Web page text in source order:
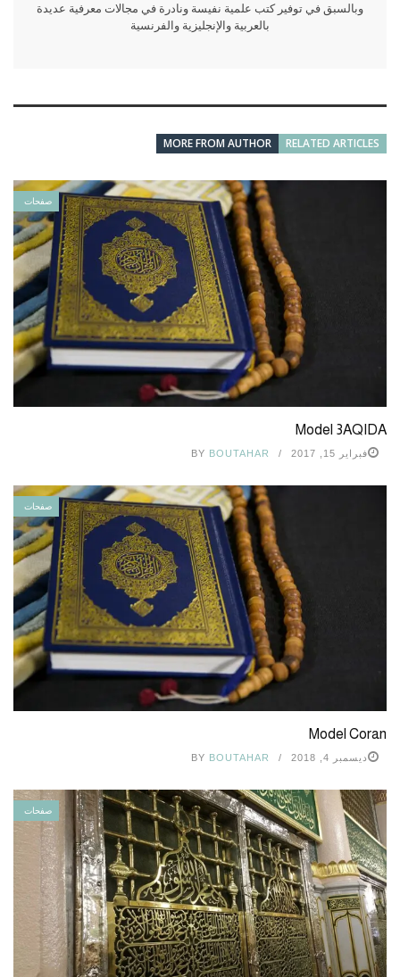
وبالسبق في توفير كتب علمية نفيسة ونادرة في مجالات معرفية عديدة
بالعربية والإنجليزية والفرنسية
RELATED ARTICLES
MORE FROM AUTHOR
صفحات
Model 3AQIDA
فبراير 15, 2017 BY BOUTAHAR
صفحات
Model Coran
ديسمبر 4, 2018 BY BOUTAHAR
صفحات